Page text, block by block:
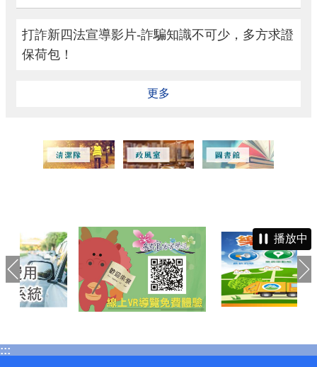
打詐新四法宣導影片-詐騙知識不可少，多方求證
保荷包！
更多
播放中
:::